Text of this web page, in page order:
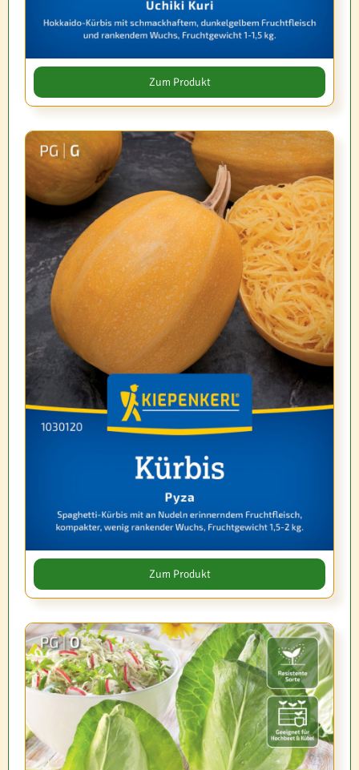
Zum Produkt
Zum Produkt